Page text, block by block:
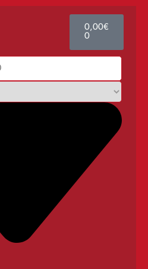
0,00€
0